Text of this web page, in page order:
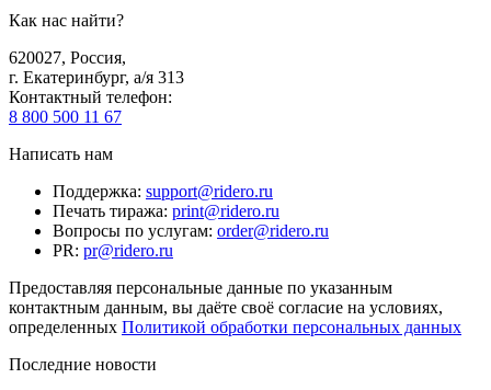
Как нас найти?
620027, Россия,
г. Екатеринбург, а/я 313
Контактный телефон:
8 800 500 11 67
Написать нам
Поддержка: support@ridero.ru
Печать тиража: print@ridero.ru
Вопросы по услугам: order@ridero.ru
PR: pr@ridero.ru
Предоставляя персональные данные по указанным
контактным данным, вы даёте своё согласие на условиях,
определенных Политикой обработки персональных данных
Последние новости